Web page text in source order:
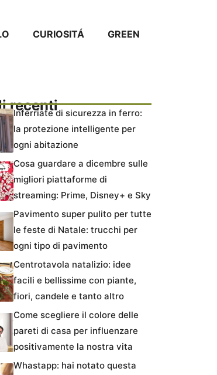
CURIOSITÁ GREEN
recenti
Inferriate di sicurezza in ferro:
la protezione intelligente per
ogni abitazione
Cosa guardare a dicembre sulle
migliori piattaforme di
streaming: Prime, Disney+ e Sky
Pavimento super pulito per tutte
le feste di Natale: trucchi per
ogni tipo di pavimento
Centrotavola natalizio: idee
facili e bellissime con piante,
fiori, candele e tanto altro
Come scegliere il colore delle
pareti di casa per influenzare
positivamente la nostra vita
Whastapp: hai notato questa